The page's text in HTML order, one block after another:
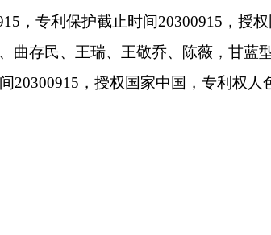
，专利保护截止时间20300915 ，授
曲存民、王瑞、王敬乔、陈薇，甘蓝
20300915 ，授权国家中国，专利权人